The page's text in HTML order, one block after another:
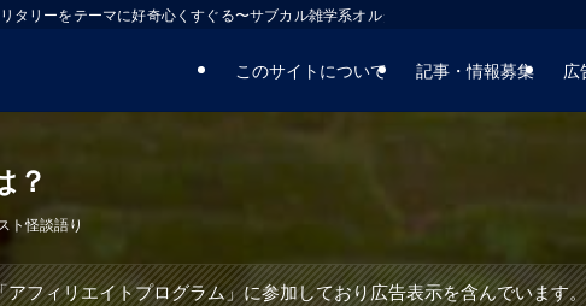
リーをテーマに好奇心くすぐる〜サブカル雑学系オルタナティブサイト
このサイトについて 記事・情報募集 広
？
ト怪談語り
フィリエイトプログラム」に参加しており広告表示を含んでいます